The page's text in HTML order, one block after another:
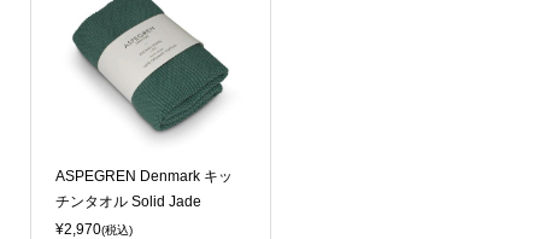
ASPEGREN Denmark キッ
チンタオル Solid Jade
¥2,970(税込)